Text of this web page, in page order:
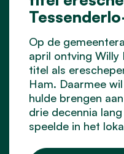
Op de
april ontving Willy
titel als
Ham. Daarmee
hulde brengen
drie decennia
speelde in het